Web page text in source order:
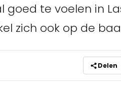
te voelen in
zich ook op de
Delen